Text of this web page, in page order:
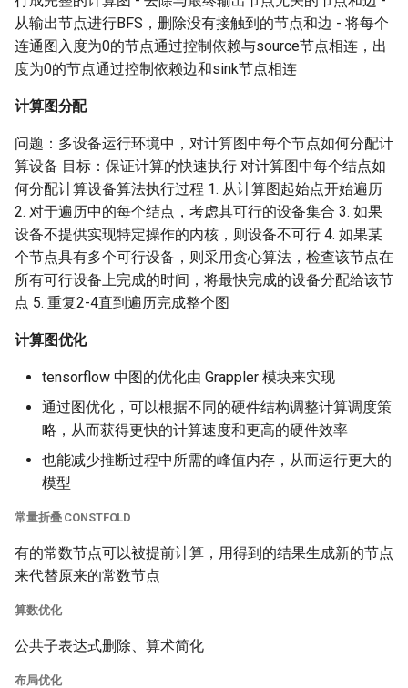
从输出节点进行BFS，删除没有接触到的节点和边 - 将每个
连通图入度为0的节点通过控制依赖与source节点相连，出
度为0的节点通过控制依赖边和sink节点相连
计算图分配
问题：多设备运行环境中，对计算图中每个节点如何分配计
算设备 目标：保证计算的快速执行 对计算图中每个结点如
何分配计算设备算法执行过程 1. 从计算图起始点开始遍历
2. 对于遍历中的每个结点，考虑其可行的设备集合 3. 如果
设备不提供实现特定操作的内核，则设备不可行 4. 如果某
个节点具有多个可行设备，则采用贪心算法，检查该节点在
所有可行设备上完成的时间，将最快完成的设备分配给该节
点 5. 重复2-4直到遍历完成整个图
计算图优化
tensorflow 中图的优化由 Grappler 模块来实现
通过图优化，可以根据不同的硬件结构调整计算调度策
略，从而获得更快的计算速度和更高的硬件效率
也能减少推断过程中所需的峰值内存，从而运行更大的
模型
常量折叠 CONSTFOLD
有的常数节点可以被提前计算，用得到的结果生成新的节点
来代替原来的常数节点
算数优化
公共子表达式删除、算术简化
布局优化